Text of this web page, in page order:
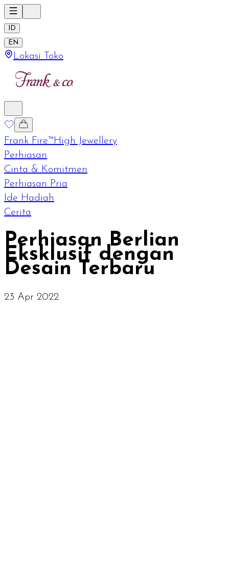
ID
EN
Lokasi Toko
Frank Fire™High Jewellery
Perhiasan
Cinta & Komitmen
Perhiasan Pria
Ide Hadiah
Cerita
Perhiasan Berlian
Eksklusif dengan
Desain Terbaru
23 Apr 2022